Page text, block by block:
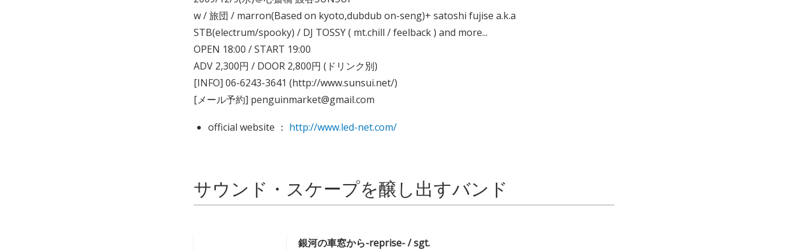
w / 旅団 / marron(Based on kyoto,dubdub on-seng)+ satoshi fujise a.k.a
STB(electrum/spooky) / DJ TOSSY ( mt.chill / feelback ) and more...
OPEN 18:00 / START 19:00
ADV 2,300円 / DOOR 2,800円 (ドリンク別)
[INFO] 06-6243-3641 (http://www.sunsui.net/)
[メール予約] penguinmarket@gmail.com
official website ： http://www.led-net.com/
サウンド・スケープを醸し出すバンド
銀河の車窓から-reprise- / sgt.